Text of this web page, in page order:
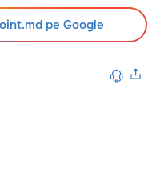
pe Google